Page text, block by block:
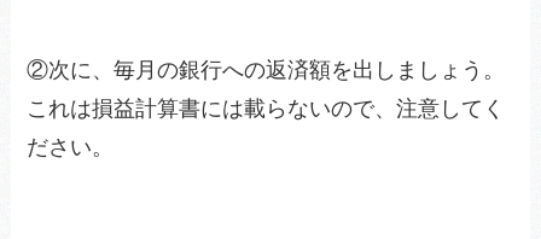
②次に、毎月の銀行への返済額を出しましょう。
これは損益計算書には載らないので、注意してく
ださい。